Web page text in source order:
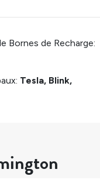
Bornes de Recharge:
Tesla, Blink,